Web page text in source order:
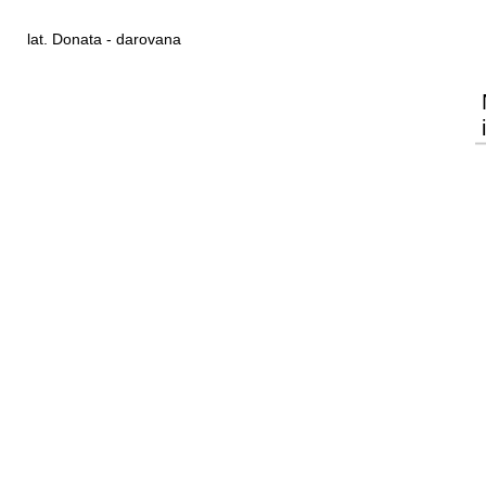
lat. Donata - darovana